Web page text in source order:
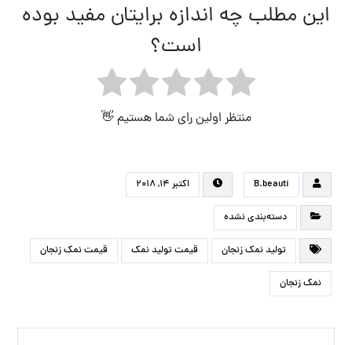
این مطلب چه اندازه برایتان مفید بوده
است؟
منتظر اولین رای شما هستیم 👋
B.beauti اکتبر ۱۴, ۲۰۱۸
دسته‌بندی نشده
تولید نمک زنجان قیمت تولید نمک قیمت نمک زنجان
نمک زنجان